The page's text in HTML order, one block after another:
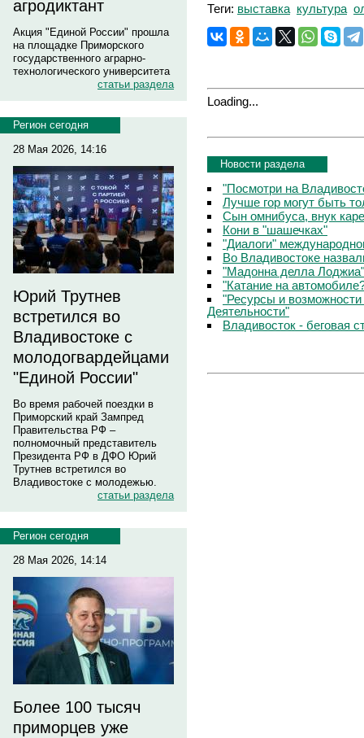
агродиктант
Акция "Единой России" прошла
на площадке Приморского
государственного аграрно-
технологического университета
статьи раздела
Регион сегодня
28 Мая 2026, 14:16
Юрий Трутнев
встретился во
Владивостоке с
молодогвардейцами
"Единой России"
Во время рабочей поездки в
Приморский край Зампред
Правительства РФ –
полномочный представитель
Президента РФ в ДФО Юрий
Трутнев встретился во
Владивостоке с молодежью.
статьи раздела
Регион сегодня
28 Мая 2026, 14:14
Более 100 тысяч
приморцев уже
Теги: выставка культура
Loading...
Новости раздела
"Посмотри на
Лучше гор могут быть
Сын омнибуса, внук
Кони в "шашечках"
"Диалоги"
Во Владивостоке
"Мадонна делла
"Катание на
"Ресурсы и
Деятельности"
Владивосток - беговая